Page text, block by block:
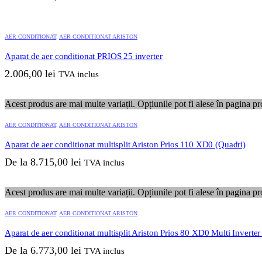
AER CONDITIONAT, AER CONDITIONAT ARISTON
Aparat de aer conditionat PRIOS 25 inverter
2.006,00 lei TVA inclus
Acest produs are mai multe variații. Opțiunile pot fi alese în pagina
AER CONDITIONAT, AER CONDITIONAT ARISTON
Aparat de aer conditionat multisplit Ariston Prios 110 XD0 (Quadri)
De la 8.715,00 lei TVA inclus
Acest produs are mai multe variații. Opțiunile pot fi alese în pagina
AER CONDITIONAT, AER CONDITIONAT ARISTON
Aparat de aer conditionat multisplit Ariston Prios 80 XD0 Multi
De la 6.773,00 lei TVA inclus